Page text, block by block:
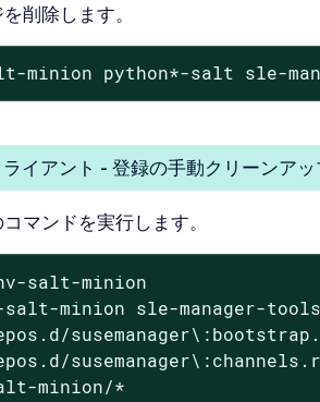
削除します。
minion python*-salt sle-
イアント - 登録の手動クリーンアッ
マンドを実行します。
salt-minion
salt-minion sle-manager-
minion/*